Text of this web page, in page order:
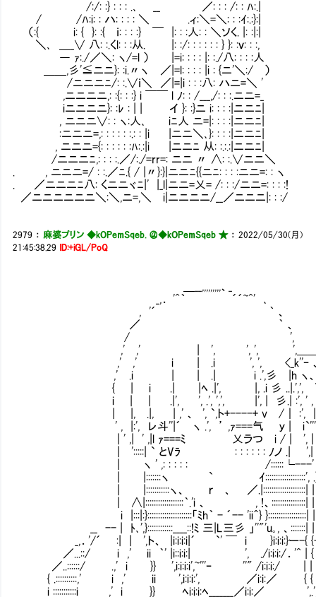
/:/: :} : : : .､ __ ／: : : /: : ﾊ:.|
/ /ﾊ:i: : ハ: : : : ＼ .ィ:＼=＼: : :ｲ:.:}:|
（:{ i: { }: :{ ｉ: : : :} ￣ |: : :人: : ＼ソく. |: :|:|
＼､ ＿_∨ 八: :.くl: : :从. |: :/: : : : : : } }: :ｖ: : :,
― ｧ:./／＼: ヽ/=l ） |=i: : : : |: :./八: : : :人
＿＿,彡'≦ニニ}: :i.〃ヽ ／|=l: : : : |i : {ニ'＼:/ ）
/ニニニﾆ/: :.∨ｉ＼ ／|=|i : : :八: ハニ=＼ '
,ニニニニ,: :{: : :} i ￣￣ l ﾉ: : /___,/: : :.ニニ=_
iニニニニ}: :ﾚ : | | イ }: :}ニ i: : : :|ニニﾆ|
, ニニニ∨: : ヽ:人､ iﾆ人 ニ=|: : : :|ニニﾆ|
:ニニニ=,: : : : : :.: : |i |ニニ＼､}: : : :|ニニﾆ|
, ニニニ={: : : : : :ﾊ:.:|i |ニニﾆ 从: :.:.:|ニニﾆ|
/ニニニﾆ,: : : :.／/:./=rr=: ニニ 〃 ∧: :.∨ニニ＼
. , ニニニ=/ : :.／ﾆ.{ / |〃}:}|ニニﾆ{{ニﾆ: : : :ニニ=: : ヽ
. ／ニニニﾆ八: くニニヾﾆ|' |_l|ニニ=乂= /: : :/ニニ=: : : :!
／ニニニニニニ＼:＼,ニ=,＼ i|ニニニニ/__／ニニニ|: : :/
2979 ： 麻婆プリン ◆kOPemSqeb. ＠◆kOPemSqeb ★：2022/05/30(月)
21:45:38.29
ID:+iGL/PoQ
＿__,,,,,,,,,、_
_,． '^｀ ´´~^' ､
, '´ ｀ 、
／ ｀ 、
/ ',
,' ,' | ', ', ', ',＿
,' ,' i | .i ', ', <_k''ｰ 、｀
,' .i | | .| i .',彡 |h ヽ、｀ﾞ' ､
{ | i .| |ﾍ .|', |, .i 彡 ..|.',', ＼ 、
i | | .|', ', .', ',', |', | 彡.| :', ' , .',
| |, .|, | ,' 、 ', `,ト+----+ v /｜ :', | ,
' , |:', レ斗''|´ ヽ .', ’ ,ｧ===气 ｙ |
| ' ,| ' ,|l ｧ===ﾐ 乂ラつ i / | ', |
| ':::::| ` とVﾗ : : : : : : ﾉノ .| ',| ',
| ヽ ' ,: : : : : /::::::└---'
| |:::::::ヽ ` ｲ:::::::::::::::::::',
| |:::::::::::ヽ、 ｒ 、 ／
| ∧|::::::::::::::::::｀.'i 、 , !、::::::::::::::::|
i |:::|:}:::::::::::::::::::::「ﾐh｀ - ´-- 'ii＾}
__ -- | ﾄ､',}::::::::::::____::!ﾐ 三|L三彡 」''"'u｡, 、
_,．'/´ :| | ',ト、 |i:i:i:i|´ `' ￣ i }i:i:i:}ー-{ {--
／...::/ i ,' ii ｀' |i::i:i:| ', ./i:i:i:/．
／..::::::/ .,' i }} ',i:i:i:i',~'''ｰ ''" /
{ .::::::::::,' i ,' ii ',i:i:i:', ／i:i:
i :::::::::::i ,' i }} ﾍi:i:i:ﾍ_______／